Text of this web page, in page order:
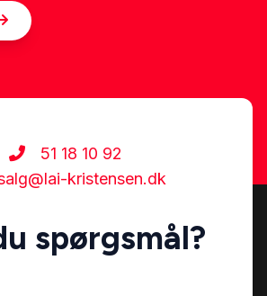
51 18 10 92
kristensen.dk
spørgsmål?